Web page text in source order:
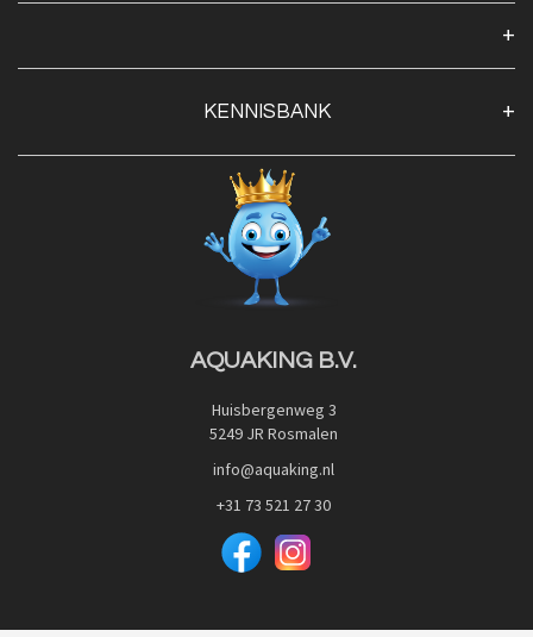
Openingstijden
Contact
Privacy Policy
Veilig betalen met:
KENNISBANK
Blog
Advies
Red Label Filter Series
Nishikigoi-Ô
JPD Japan Pet Design
AQUAKING B.V.
Huisbergenweg 3
5249 JR Rosmalen
info@aquaking.nl
+31 73 521 27 30